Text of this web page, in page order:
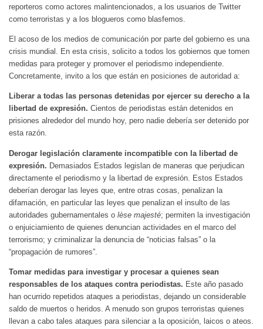
reporteros como actores malintencionados, a los usuarios de Twitter
como terroristas y a los blogueros como blasfemos.
El acoso de los medios de comunicación por parte del gobierno es una
crisis mundial. En esta crisis, solicito a todos los gobiernos que tomen
medidas para proteger y promover el periodismo independiente.
Concretamente, invito a los que están en posiciones de autoridad a:
Liberar a todas las personas detenidas por ejercer su derecho a la
libertad de expresión. Cientos de periodistas están detenidos en
prisiones alrededor del mundo hoy, pero nadie debería ser detenido por
esta razón.
Derogar legislación claramente incompatible con la libertad de
expresión. Demasiados Estados legislan de maneras que perjudican
directamente el periodismo y la libertad de expresión. Estos Estados
deberían derogar las leyes que, entre otras cosas, penalizan la
difamación, en particular las leyes que penalizan el insulto de las
autoridades gubernamentales o lèse majesté; permiten la investigación
o enjuiciamiento de quienes denuncian actividades en el marco del
terrorismo; y criminalizar la denuncia de “noticias falsas” o la
“propagación de rumores”.
Tomar medidas para investigar y procesar a quienes sean
responsables de los ataques contra periodistas. Este año pasado
han ocurrido repetidos ataques a periodistas, dejando un considerable
saldo de muertos o heridos. A menudo son grupos terroristas quienes
llevan a cabo tales ataques para silenciar a la oposición, laicos o ateos.